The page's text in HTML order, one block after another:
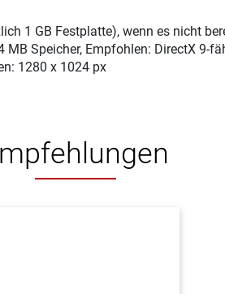
1 GB Festplatte), wenn es nicht
Speicher, Empfohlen: DirectX 9-
1280 x 1024 px